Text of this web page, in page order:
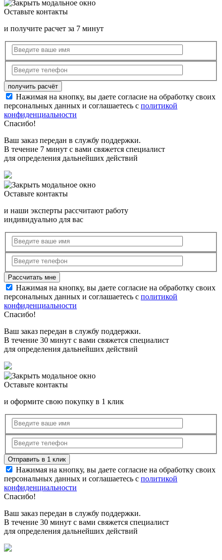
Оставьте контакты
и получите расчет за 7 минут
Нажимая на кнопку, вы даете согласие на обработку своих
персональных данных и соглашаетесь с политикой
конфиденциальности
Спасибо!
Ваш заказ передан в службу поддержки.
В течение 7 минут с вами свяжется специалист
для определения дальнейших действий
Оставьте контакты
и наши эксперты рассчитают работу
индивидуально для вас
Нажимая на кнопку, вы даете согласие на обработку своих
персональных данных и соглашаетесь с политикой
конфиденциальности
Спасибо!
Ваш заказ передан в службу поддержки.
В течение 30 минут с вами свяжется специалист
для определения дальнейших действий
Оставьте контакты
и оформите свою покупку в 1 клик
Нажимая на кнопку, вы даете согласие на обработку своих
персональных данных и соглашаетесь с политикой
конфиденциальности
Спасибо!
Ваш заказ передан в службу поддержки.
В течение 30 минут с вами свяжется специалист
для определения дальнейших действий